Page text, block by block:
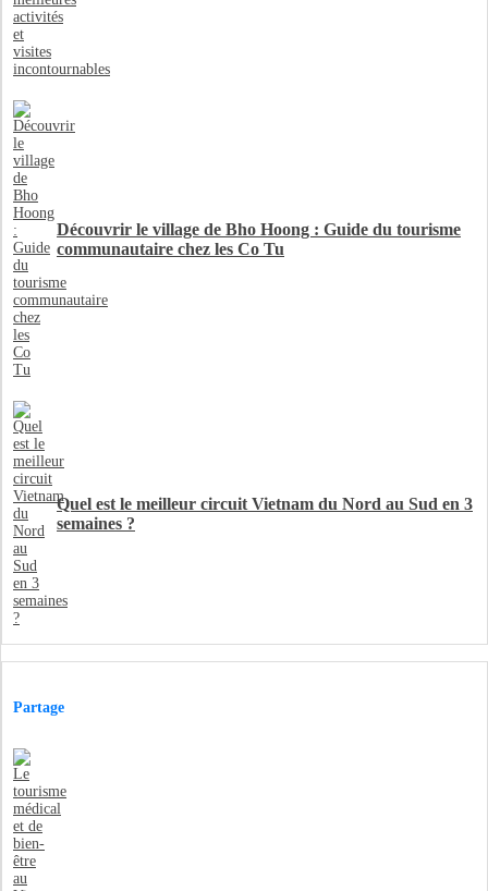
Découvrir le village de Bho Hoong : Guide du tourisme
communautaire chez les Co Tu
Quel est le meilleur circuit Vietnam du Nord au Sud en 3
semaines ?
Partage